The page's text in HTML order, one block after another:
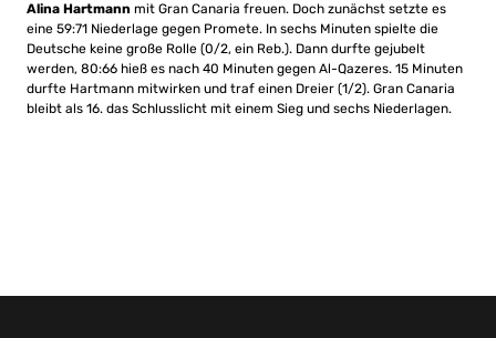
Alina Hartmann mit Gran Canaria freuen. Doch zunächst setzte es
eine 59:71 Niederlage gegen Promete. In sechs Minuten spielte die
Deutsche keine große Rolle (0/2, ein Reb.). Dann durfte gejubelt
werden, 80:66 hieß es nach 40 Minuten gegen Al-Qazeres. 15 Minuten
durfte Hartmann mitwirken und traf einen Dreier (1/2). Gran Canaria
bleibt als 16. das Schlusslicht mit einem Sieg und sechs Niederlagen.